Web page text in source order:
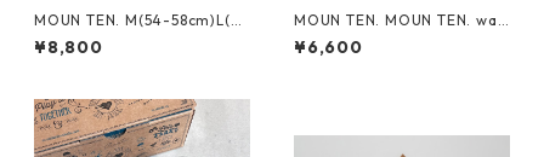
MOUN TEN. M(54-58cm)L(~6
0cm) reversible adventure
hat (re-nylon) [MA78-1957
¥8,800
MOUN TEN. MOUN TEN. wat
ch cap [MA74-1958a]
¥6,600